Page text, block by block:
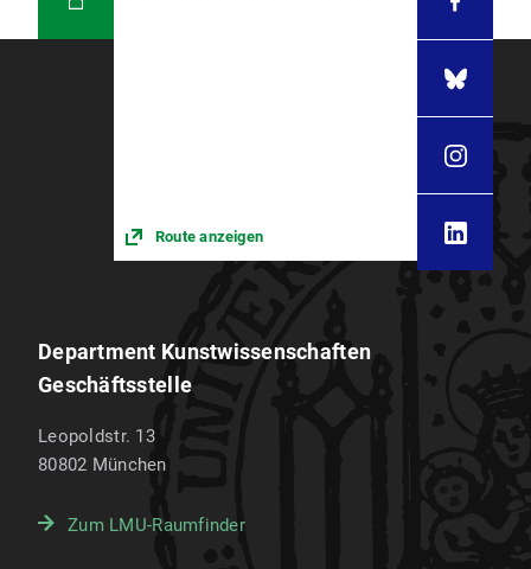
Route anzeigen
Department Kunstwissenschaften
Geschäftsstelle
Leopoldstr. 13
80802 München
Zum LMU-Raumfinder